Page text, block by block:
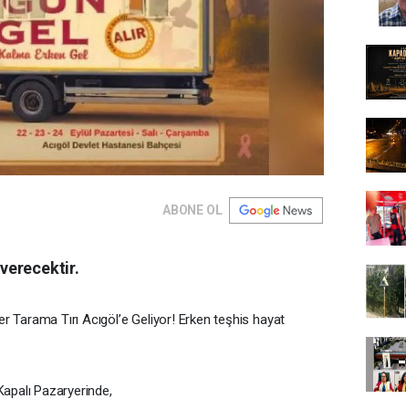
ABONE OL
Tarama Tırı Acıgöl’e Geliyor! Erken teşhis hayat
Pazaryerinde,